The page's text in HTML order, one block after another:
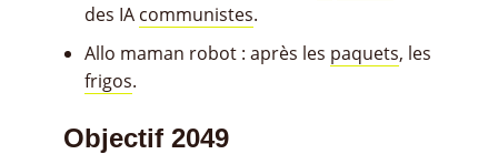
des IA communistes.
Allo maman robot : après les paquets, les
frigos.
Objectif 2049